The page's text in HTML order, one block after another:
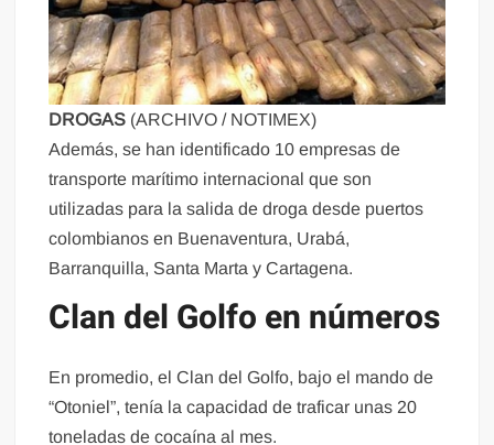
DROGAS (ARCHIVO / NOTIMEX)
Además, se han identificado 10 empresas de
transporte marítimo internacional que son
utilizadas para la salida de droga desde puertos
colombianos en Buenaventura, Urabá,
Barranquilla, Santa Marta y Cartagena.
Clan del Golfo en números
En promedio, el Clan del Golfo, bajo el mando de
“Otoniel”, tenía la capacidad de traficar unas 20
toneladas de cocaína al mes.